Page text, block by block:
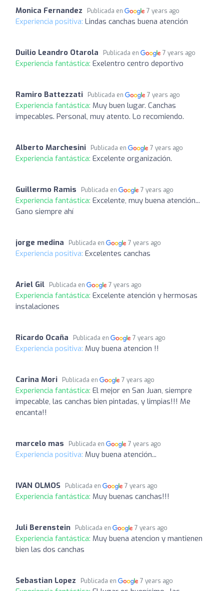
Monica Fernandez Publicada en 7 years ago
Experiencia positiva: Lindas canchas buena atención
Duilio Leandro Otarola Publicada en 7 years ago
Experiencia fantástica: Exelentro centro deportivo
Ramiro Battezzati Publicada en 7 years ago
Experiencia fantástica: Muy buen lugar. Canchas
impecables. Personal, muy atento. Lo recomiendo.
Alberto Marchesini Publicada en 7 years ago
Experiencia fantástica: Excelente organización.
Guillermo Ramis Publicada en 7 years ago
Experiencia fantástica: Excelente, muy buena atención...
Gano siempre ahí
jorge medina Publicada en 7 years ago
Experiencia positiva: Excelentes canchas
Ariel Gil Publicada en 7 years ago
Experiencia fantástica: Excelente atención y hermosas
instalaciones
Ricardo Ocaña Publicada en 7 years ago
Experiencia positiva: Muy buena atencion !!
Carina Mori Publicada en 7 years ago
Experiencia fantástica: El mejor en San Juan, siempre
impecable, las canchas bien pintadas, y limpias!!! Me
encanta!!
marcelo mas Publicada en 7 years ago
Experiencia positiva: Muy buena atención...
IVAN OLMOS Publicada en 7 years ago
Experiencia fantástica: Muy buenas canchas!!!
Juli Berenstein Publicada en 7 years ago
Experiencia fantástica: Muy buena atencion y mantienen
bien las dos canchas
Sebastian Lopez Publicada en 7 years ago